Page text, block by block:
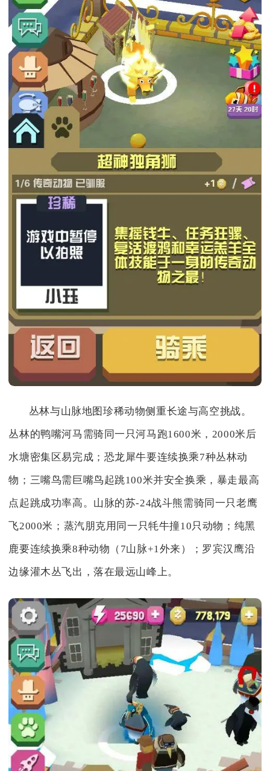
丛林与山脉地图珍稀动物侧重长途与高空挑战。
丛林的鸭嘴河马需骑同一只河马跑1600米，2000米后
水塘密集区易完成；恐龙犀牛要连续换乘7种丛林动
物；三嘴鸟需巨嘴鸟起跳100米并安全换乘，暴走最高
点起跳成功率高。山脉的苏-24战斗熊需骑同一只老鹰
飞2000米；蒸汽朋克用同一只牦牛撞10只动物；纯黑
鹿要连续换乘8种动物（7山脉+1外来）；罗宾汉鹰沿
边缘灌木丛飞出，落在最远山峰上。